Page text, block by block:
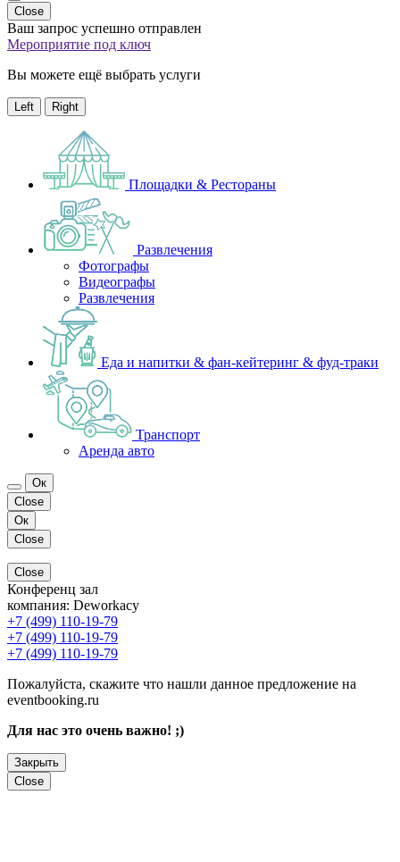
Close
Ваш запрос успешно отправлен
Мероприятие под ключ
Вы можете ещё выбрать услуги
Left Right
Площадки & Рестораны
Развлечения
Фотографы
Видеографы
Развлечения
Еда и напитки & фан-кейтеринг & фуд-траки
Транспорт
Аренда авто
Ок
Close
Ок
Close
Close
Конференц зал
компания: Deworkacy
+7 (499) 110-19-79
+7 (499) 110-19-79
+7 (499) 110-19-79
Пожалуйста, скажите что нашли данное предложение на
eventbooking.ru
Для нас это очень важно! ;)
Закрыть
Close